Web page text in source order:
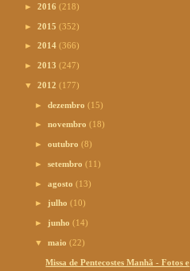
► 2016 (218)
► 2015 (352)
► 2014 (366)
► 2013 (247)
▼ 2012 (177)
►dezembro(15)
►novembro(18)
►outubro(8)
►setembro(11)
►agosto(13)
► julho(10)
► junho(14)
▼maio(22)
Missa de Pentecostes Manhã - Fotos e